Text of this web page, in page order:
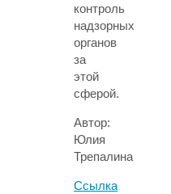
контроль
надзорных
органов
за
этой
сферой.
Автор:
Юлия
Трепалина
Ссылка